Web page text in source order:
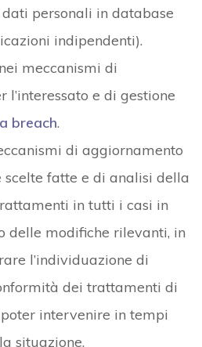
personali in database
indipendenti).
meccanismi di
l’interessato e di gestione
breach.
di aggiornamento
scelte fatte e di analisi della
in tutti i casi in
delle modifiche rilevanti, in
l’individuazione di
dei trattamenti di
intervenire in tempi
situazione.